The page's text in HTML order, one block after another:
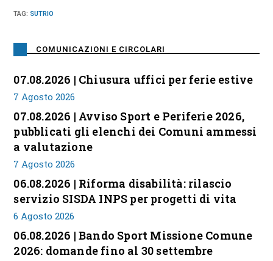
TAG: SUTRIO
COMUNICAZIONI E CIRCOLARI
07.08.2026 | Chiusura uffici per ferie estive
7 Agosto 2026
07.08.2026 | Avviso Sport e Periferie 2026,
pubblicati gli elenchi dei Comuni ammessi
a valutazione
7 Agosto 2026
06.08.2026 | Riforma disabilità: rilascio
servizio SISDA INPS per progetti di vita
6 Agosto 2026
06.08.2026 | Bando Sport Missione Comune
2026: domande fino al 30 settembre